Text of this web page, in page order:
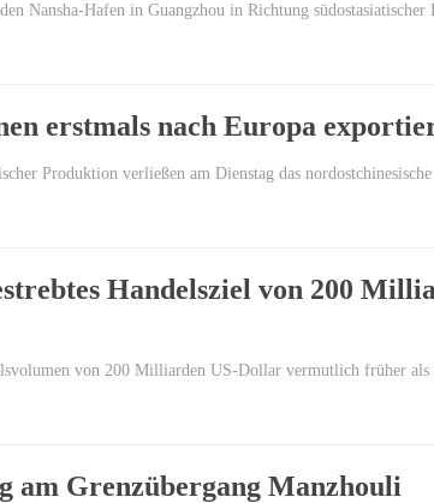
Nansha-Hafen in Guangzhou in Richtung
erstmals nach Europa
Produktion verließen am Dienstag das
Handelsziel von 200
von 200 Milliarden US-Dollar vermutlich früher
am Grenzübergang Manzhouli